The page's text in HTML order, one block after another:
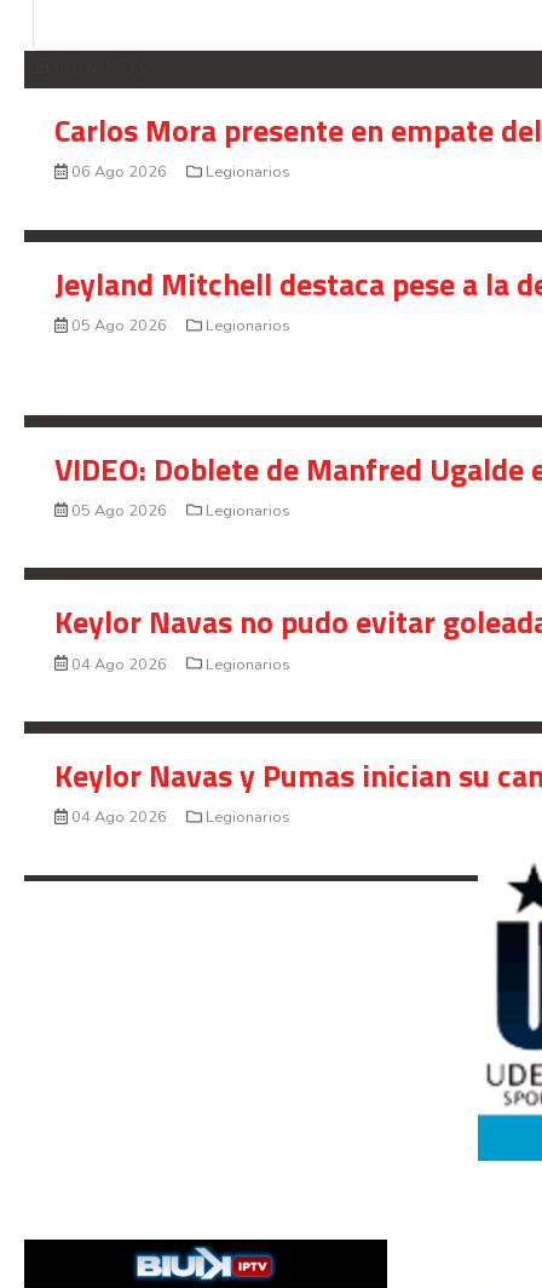
Carlos Mora presente en empate
06 Ago 2026 Legionarios
Jeyland Mitchell destaca pese a la
05 Ago 2026 Legionarios
VIDEO: Doblete de Manfred
05 Ago 2026 Legionarios
Keylor Navas no pudo evitar
04 Ago 2026 Legionarios
Keylor Navas y Pumas inician su
04 Ago 2026 Legionarios